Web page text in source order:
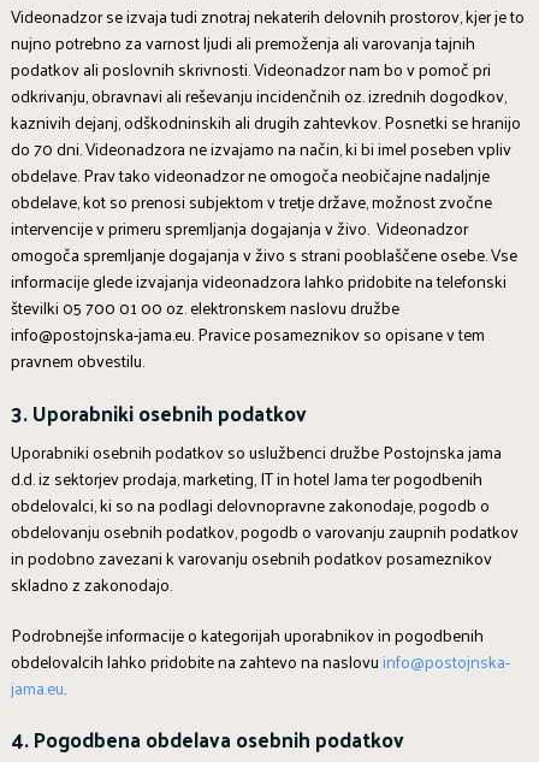
Videonadzor se izvaja tudi znotraj nekaterih delovnih prostorov, kjer je to
nujno potrebno za varnost ljudi ali premoženja ali varovanja tajnih
podatkov ali poslovnih skrivnosti. Videonadzor nam bo v pomoč pri
odkrivanju, obravnavi ali reševanju incidenčnih oz. izrednih dogodkov,
kaznivih dejanj, odškodninskih ali drugih zahtevkov. Posnetki se hranijo
do 70 dni. Videonadzora ne izvajamo na način, ki bi imel poseben vpliv
obdelave. Prav tako videonadzor ne omogoča neobičajne nadaljnje
obdelave, kot so prenosi subjektom v tretje države, možnost zvočne
intervencije v primeru spremljanja dogajanja v živo. Videonadzor
omogoča spremljanje dogajanja v živo s strani pooblaščene osebe. Vse
informacije glede izvajanja videonadzora lahko pridobite na telefonski
številki 05 700 01 00 oz. elektronskem naslovu družbe
info@postojnska-jama.eu. Pravice posameznikov so opisane v tem
pravnem obvestilu.
3. Uporabniki osebnih podatkov
Uporabniki osebnih podatkov so uslužbenci družbe Postojnska jama
d.d. iz sektorjev prodaja, marketing, IT in hotel Jama ter pogodbenih
obdelovalci, ki so na podlagi delovnopravne zakonodaje, pogodb o
obdelovanju osebnih podatkov, pogodb o varovanju zaupnih podatkov
in podobno zavezani k varovanju osebnih podatkov posameznikov
skladno z zakonodajo.
Podrobnejše informacije o kategorijah uporabnikov in pogodbenih
obdelovalcih lahko pridobite na zahtevo na naslovuinfo@postojnska-
jama.eu.
4. Pogodbena obdelava osebnih podatkov